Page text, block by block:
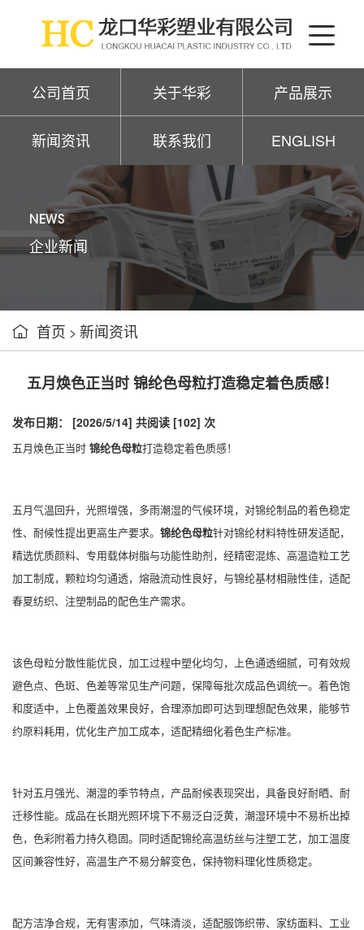
公司首页 关于华彩 产品展示
新闻资讯 联系我们 ENGLISH
NEWS
企业新闻
 首页 > 新闻资讯
五月焕色正当时 锦纶色母粒打造稳定着色质感！
发布日期： [2026/5/14] 共阅读 [102] 次
五月焕色正当时 锦纶色母粒打造稳定着色质感！
五月气温回升，光照增强，多雨潮湿的气候环境，对锦纶制品的着色稳定
性、耐候性提出更高生产要求。 锦纶色母粒针对锦纶材料特性研发适配，
精选优质颜料、专用载体树脂与功能性助剂，经精密混炼、高温造粒工艺
加工制成，颗粒均匀通透，熔融流动性良好，与锦纶基材相融性佳，适配
春夏纺织、注塑制品的配色生产需求。
该色母粒分散性能优良，加工过程中塑化均匀，上色通透细腻，可有效规
避色点、色斑、色差等常见生产问题，保障每批次成品色调统一。着色饱
和度适中，上色覆盖效果良好，合理添加即可达到理想配色效果，能够节
约原料耗用，优化生产加工成本，适配精细化着色生产标准。
针对五月强光、潮湿的季节特点，产品耐候表现突出，具备良好耐晒、耐
迁移性能。成品在长期光照环境下不易泛白泛黄，潮湿环境中不易析出掉
色，色彩附着力持久稳固。同时适配锦纶高温纺丝与注塑工艺，加工温度
区间兼容性好，高温生产不易分解变色，保持物料理化性质稳定。
配方洁净合规，无有害添加，气味清淡，适配服饰织带、家纺面料、工业